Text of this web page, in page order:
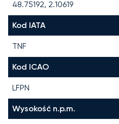
48.75192, 2.10619
Kod IATA
TNF
Kod ICAO
LFPN
Wysokość n.p.m.